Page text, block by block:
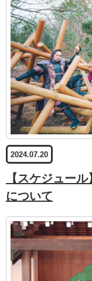
2024.07.20
【スケジュー
について